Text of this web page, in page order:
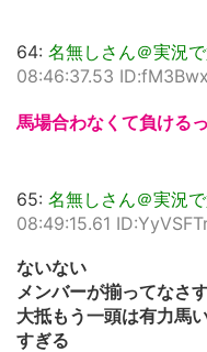
64: 名無しさん＠実況
08:46:37.53
馬場合わなくて負ける
65: 名無しさん＠実況
08:49:15.61
ないない
メンバーが揃ってなさ
大抵もう一頭は有力馬
すぎる